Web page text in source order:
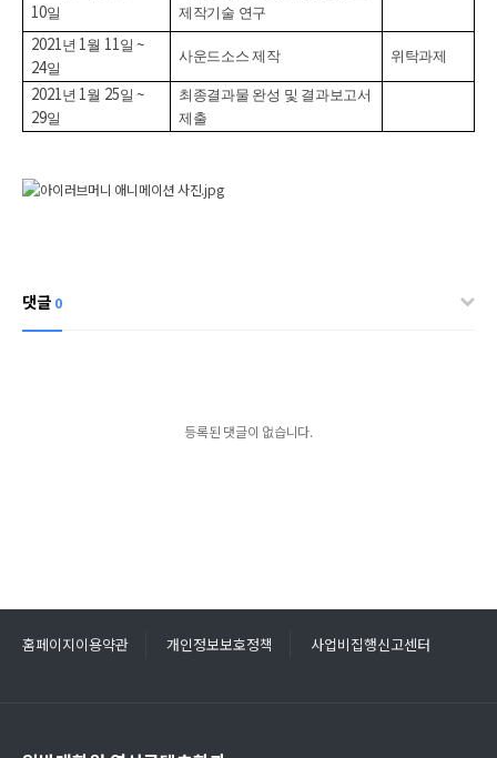
10일
제작기술 연구
2021년 1월 11일~
24일
사운드소스 제작 위탁과제
2021년 1월 25일~
29일
최종결과물 완성 및 결과보고서
제출
댓글 0
등록된 댓글이 없습니다.
홈페이지이용약관 개인정보보호정책 사업비집행신고센터